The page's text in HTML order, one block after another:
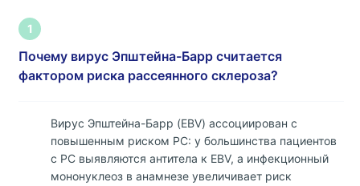
1
Почему вирус Эпштейна-Барр считается
фактором риска рассеянного склероза?
Вирус Эпштейна-Барр (EBV) ассоциирован с
повышенным риском РС: у большинства пациентов
с РС выявляются антитела к EBV, а инфекционный
мононуклеоз в анамнезе увеличивает риск